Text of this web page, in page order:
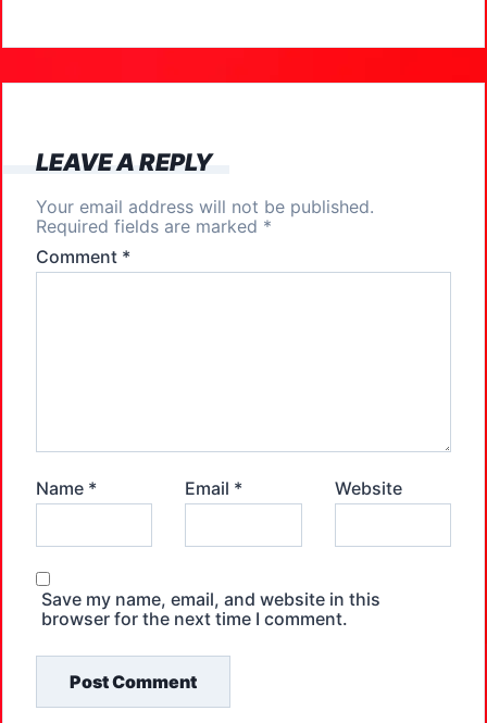
b
o
k
d
o
LEAVE A REPLY
Your email address will not be published.
Required fields are marked *
Comment *
Name * Email * Website
Save my name, email, and website in this
browser for the next time I comment.